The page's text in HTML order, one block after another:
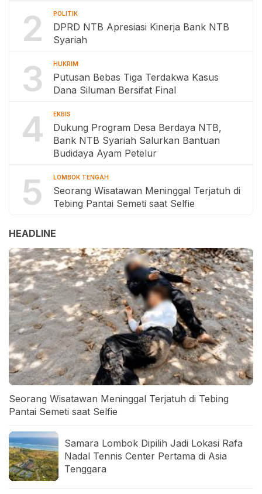
2 POLITIK
DPRD NTB Apresiasi Kinerja Bank NTB
Syariah
3 HUKRIM
Putusan Bebas Tiga Terdakwa Kasus
Dana Siluman Bersifat Final
4 EKBIS
Dukung Program Desa Berdaya NTB,
Bank NTB Syariah Salurkan Bantuan
Budidaya Ayam Petelur
5 LOMBOK TENGAH
Seorang Wisatawan Meninggal Terjatuh di
Tebing Pantai Semeti saat Selfie
HEADLINE
Seorang Wisatawan Meninggal Terjatuh di Tebing
Pantai Semeti saat Selfie
Samara Lombok Dipilih Jadi Lokasi Rafa
Nadal Tennis Center Pertama di Asia
Tenggara